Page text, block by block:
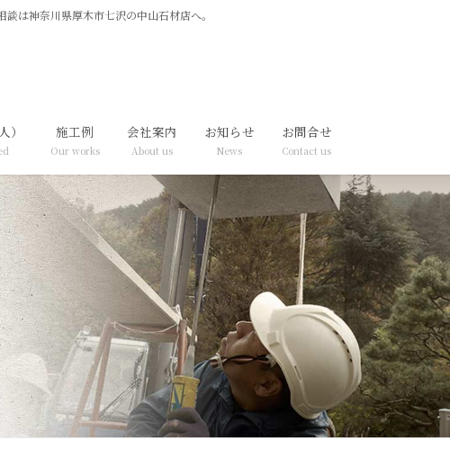
は神奈川県厚木市七沢の中山石材店へ。
） 施工例
Our works
会社案内
About us
お知らせ
News
お問合せ
Contact us